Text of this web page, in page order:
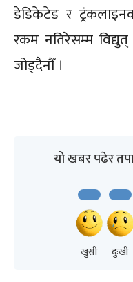
डेडिकेटेड र
रकम नतिरेसम्म
जोड्दैनौँ ।
यो खबर पढेर
खुसी दुःखी